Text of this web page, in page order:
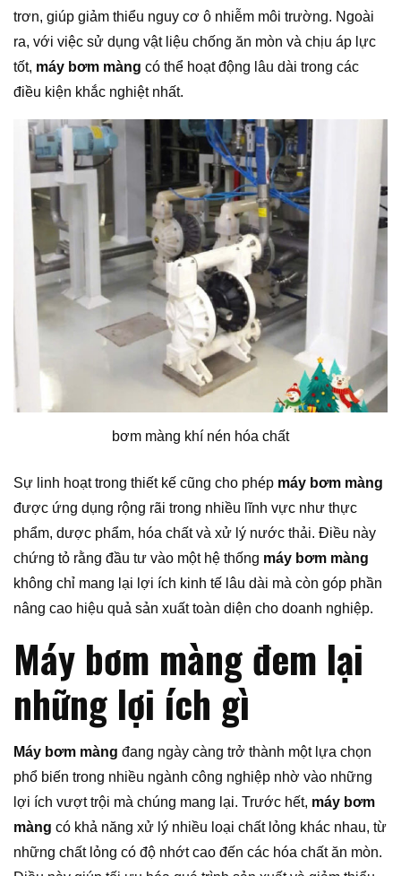
trơn, giúp giảm thiểu nguy cơ ô nhiễm môi trường. Ngoài
ra, với việc sử dụng vật liệu chống ăn mòn và chịu áp lực
tốt, máy bơm màng có thể hoạt động lâu dài trong các
điều kiện khắc nghiệt nhất.
bơm màng khí nén hóa chất
Sự linh hoạt trong thiết kế cũng cho phép máy bơm màng
được ứng dụng rộng rãi trong nhiều lĩnh vực như thực
phẩm, dược phẩm, hóa chất và xử lý nước thải. Điều này
chứng tỏ rằng đầu tư vào một hệ thống máy bơm màng
không chỉ mang lại lợi ích kinh tế lâu dài mà còn góp phần
nâng cao hiệu quả sản xuất toàn diện cho doanh nghiệp.
Máy bơm màng đem lại
những lợi ích gì
Máy bơm màng đang ngày càng trở thành một lựa chọn
phổ biến trong nhiều ngành công nghiệp nhờ vào những
lợi ích vượt trội mà chúng mang lại. Trước hết, máy bơm
màng có khả năng xử lý nhiều loại chất lỏng khác nhau, từ
những chất lỏng có độ nhớt cao đến các hóa chất ăn mòn.